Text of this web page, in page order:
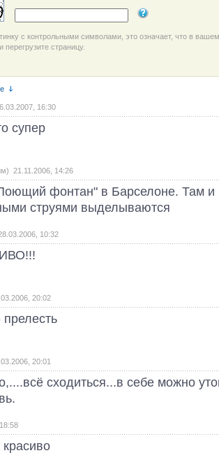
с контрольными символами, это означает, что в
страницу.
16:30
супер
21.11.2006, 14:26
фонтан" в Барселоне. Там и
струями выделываются
10:32
20:02
прелесть
20:01
сходиться...в себе можно
красиво